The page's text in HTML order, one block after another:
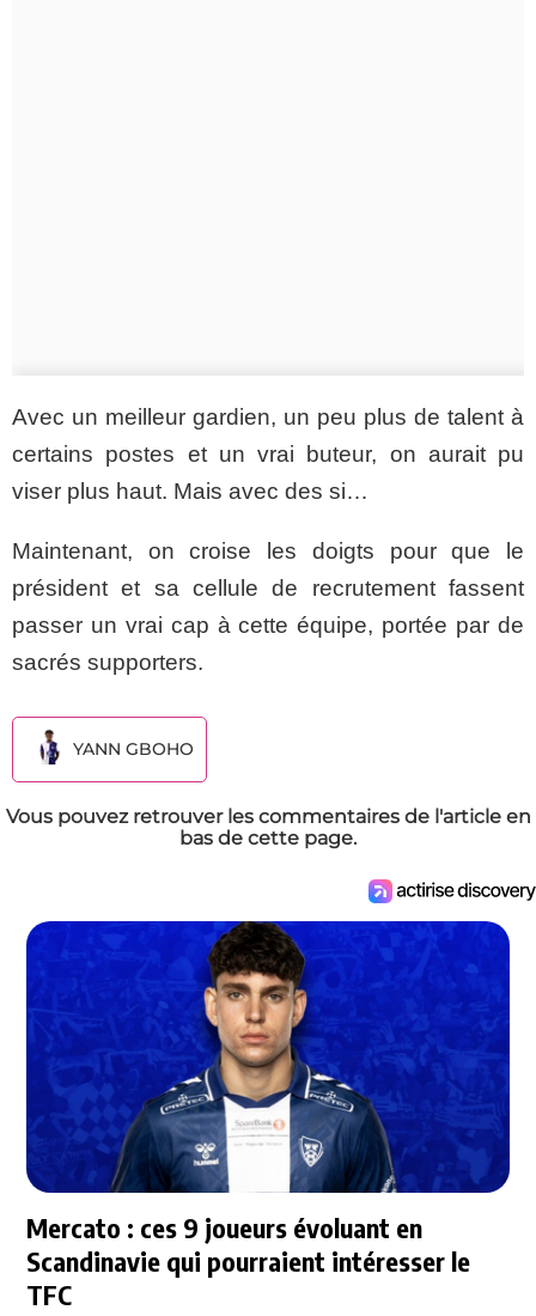
Avec un meilleur gardien, un peu plus de talent à
certains postes et un vrai buteur, on aurait pu
viser plus haut. Mais avec des si…
Maintenant, on croise les doigts pour que le
président et sa cellule de recrutement fassent
passer un vrai cap à cette équipe, portée par de
sacrés supporters.
YANN GBOHO
Vous pouvez retrouver les commentaires de l'article en
bas de cette page.
Mercato : ces 9 joueurs évoluant en
Scandinavie qui pourraient intéresser le
TFC